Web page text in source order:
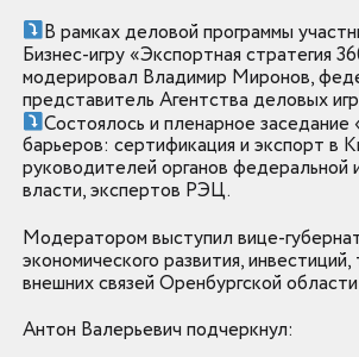
В рамках деловой программы
Бизнес-игру «Экспортная стратегия
модерировал Владимир Миронов,
представитель Агентства деловых
Состоялось и пленарное
барьеров: сертификация и экспорт в
руководителей органов федеральной
власти, экспертов РЭЦ.
Модератором выступил вице-
экономического развития, инвестиций,
внешних связей Оренбургской
Антон Валерьевич подчеркнул: